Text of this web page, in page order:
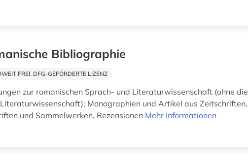
Bibliographie
FREI, DFG-GEFÖRDERTE LIZENZ
zur romanischen Sprach- und Literaturwissenschaft (ohne die
Monographien und Artikel aus Zeitschriften,
und Sammelwerken, Rezensionen Mehr Informationen